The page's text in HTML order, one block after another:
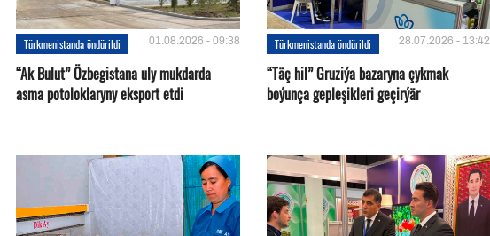
Türkmenistanda öndürildi 01.08.2026 - 09:38
“Ak Bulut” Özbegistana uly mukdarda
asma potoloklaryny eksport etdi
Türkmenistanda öndürildi 28.07.2026 - 13:42
“Täç hil” Gruziýa bazaryna çykmak
boýunça gepleşikleri geçirýär